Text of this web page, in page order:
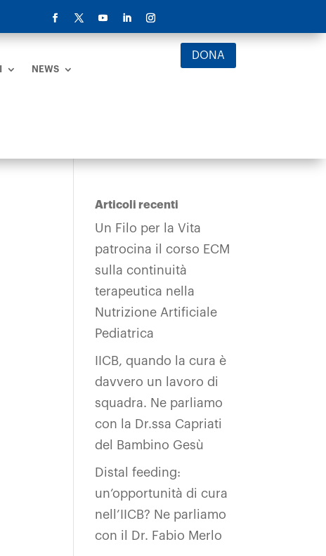
NEWS
DONA
Articoli recenti
Un Filo per la Vita
patrocina il corso ECM
sulla continuità
terapeutica nella
Nutrizione Artificiale
Pediatrica
IICB, quando la cura è
davvero un lavoro di
squadra. Ne parliamo
con la Dr.ssa Capriati
del Bambino Gesù
Distal feeding:
un’opportunità di cura
nell’IICB? Ne parliamo
con il Dr. Fabio Merlo